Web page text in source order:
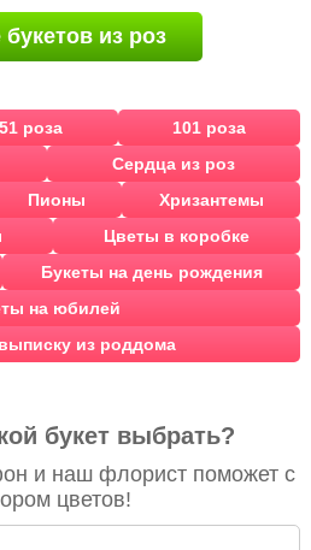
из роз
51 роза
101 роза
Сердца из роз
Пионы
Хризантемы
Цветы в коробке
Букеты на день рождения
на юбилей
из роддома
букет выбрать?
и наш флорист поможет с
цветов!